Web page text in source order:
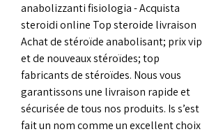
anabolizzanti fisiologia - Acquista
steroidi online Top steroide livraison
Achat de stéroïde anabolisant; prix vip
et de nouveaux stéroïdes; top
fabricants de stéroïdes. Nous vous
garantissons une livraison rapide et
sécurisée de tous nos produits. Is s’est
fait un nom comme un excellent choix